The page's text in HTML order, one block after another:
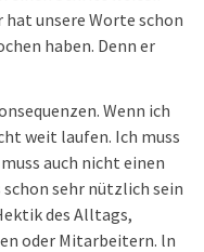
unsere Worte schon
haben. Denn er
Wenn ich
weit laufen. Ich muss
auch nicht einen
sehr nützlich sein
des Alltags,
oder Mitarbeitern. ln